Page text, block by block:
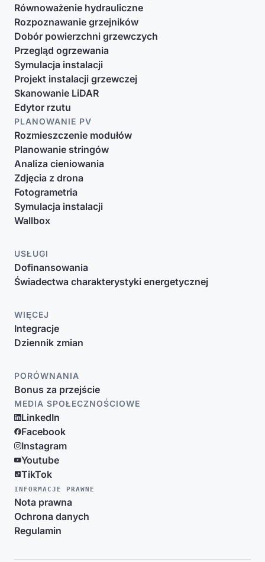
Równoważenie hydrauliczne
Rozpoznawanie grzejników
Dobór powierzchni grzewczych
Przegląd ogrzewania
Symulacja instalacji
Projekt instalacji grzewczej
Skanowanie LiDAR
Edytor rzutu
PLANOWANIE PV
Rozmieszczenie modułów
Planowanie stringów
Analiza cieniowania
Zdjęcia z drona
Fotogrametria
Symulacja instalacji
Wallbox
USŁUGI
Dofinansowania
Świadectwa charakterystyki energetycznej
WIĘCEJ
Integracje
Dziennik zmian
PORÓWNANIA
Bonus za przejście
MEDIA SPOŁECZNOŚCIOWE
LinkedIn
Facebook
Instagram
Youtube
TikTok
INFORMACJE PRAWNE
Nota prawna
Ochrona danych
Regulamin